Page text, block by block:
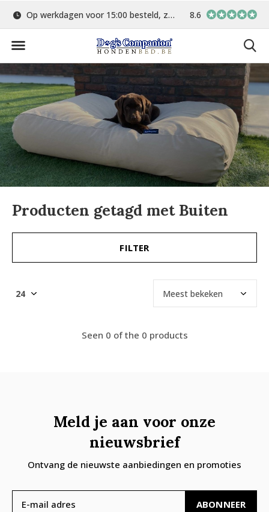
Op werkdagen voor 15:00 besteld, zelfde dag verstuurd Gratis verzending
8.6
Producten getagd met Buiten
FILTER
Seen 0 of the 0 products
Meld je aan voor onze
nieuwsbrief
Ontvang de nieuwste aanbiedingen en promoties
ABONNEER